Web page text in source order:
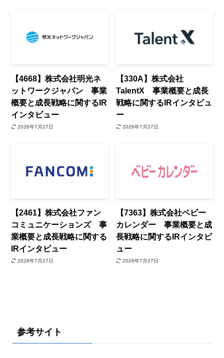
【4668】株式会社明光ネ
ットワークジャパン 事業
概要と成長戦略に関するIR
インタビュー
2026年7月27日
【330A】株式会社
TalentX 事業概要と成長
戦略に関するIRインタビュ
ー
2026年7月27日
【2461】株式会社ファン
コミュニケーションズ 事
業概要と成長戦略に関する
IRインタビュー
2026年7月27日
【7363】株式会社ベビー
カレンダー 事業概要と成
長戦略に関するIRインタビ
ュー
2026年7月27日
参考サイト